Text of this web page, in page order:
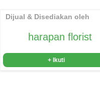
Dijual & Disediakan oleh
harapan florist
+ Ikuti